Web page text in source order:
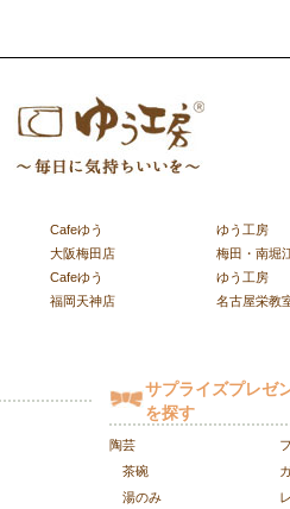
Cafeゆう
大阪梅田店
ゆう工房
梅田・南堀
Cafeゆう
福岡天神店
ゆう工房
名古屋栄教
サプライズプレゼ
を探す
陶芸
茶碗
湯のみ